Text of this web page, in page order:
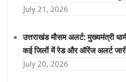
July 21, 2026
उत्तराखंड मौसम अलर्ट: मुख्यमंत्री
कई जिलों में रेड और ऑरेंज अलर्ट
July 20, 2026